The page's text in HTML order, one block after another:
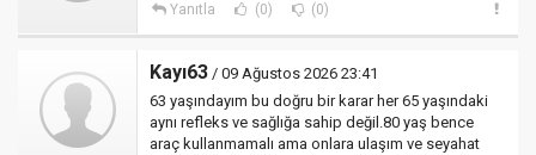
Yanıtla (0) (0)
Kayı63 / 09 Ağustos 2026 23:41
63 yaşındayım bu doğru bir karar her 65 yaşındaki
aynı refleks ve sağlığa sahip değil.80 yaş bence
araç kullanmamalı ama onlara ulaşım ve seyahat